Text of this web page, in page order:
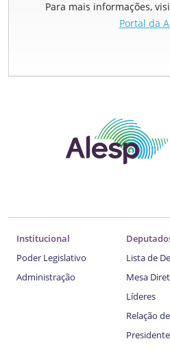
Para mais informações,
Portal da
Institucional
Poder Legislativo
Administração
Lista de
Mesa
Líderes
Relação de